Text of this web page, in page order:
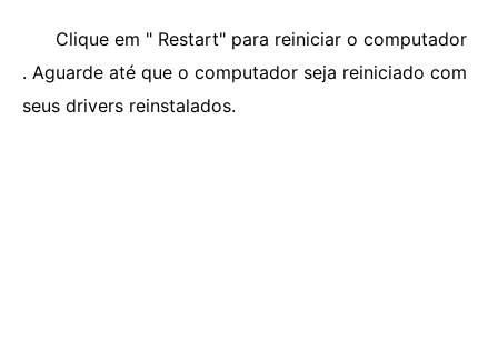
Clique em " Restart" para reiniciar o computador
. Aguarde até que o computador seja reiniciado com
seus drivers reinstalados.